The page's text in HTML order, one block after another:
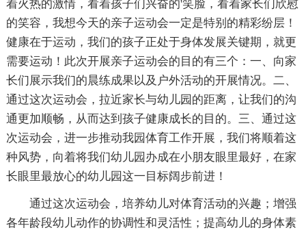
着火热的激情，看着孩子们兴奋的'笑脸，看着家长们欣慰
的笑容，我想今天的亲子运动会一定是特别的精彩纷层！
健康在于运动，我们的孩子正处于身体发展关键期，就更
需要运动！此次开展亲子运动会的目的有三个：一、向家
长们展示我们的晨练成果以及户外活动的开展情况。二、
通过这次运动会，拉近家长与幼儿园的距离，让我们的沟
通更加顺畅，从而达到孩子健康成长的目的。三、通过这
次运动会，进一步推动我园体育工作开展，我们将顺着这
种风势，向着将我们幼儿园办成在小朋友眼里最好，在家
长眼里最放心的幼儿园这一目标阔步前进！
通过这次运动会，培养幼儿对体育活动的兴趣；增强
各年龄段幼儿动作的协调性和灵活性；提高幼儿的身体素